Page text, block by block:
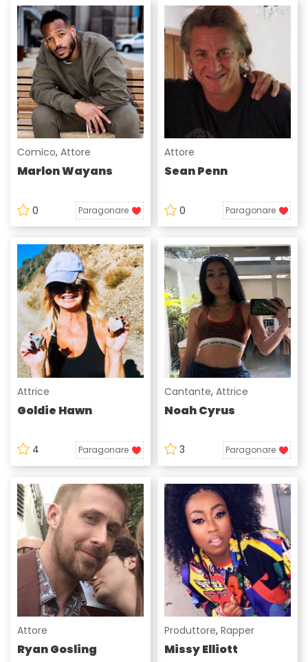
Comico, Attore
Marlon Wayans
0 Paragonare
Attore
Sean Penn
0 Paragonare
Attrice
Goldie Hawn
4 Paragonare
Cantante, Attrice
Noah Cyrus
3 Paragonare
Attore
Ryan Gosling
Produttore, Rapper
Missy Elliott